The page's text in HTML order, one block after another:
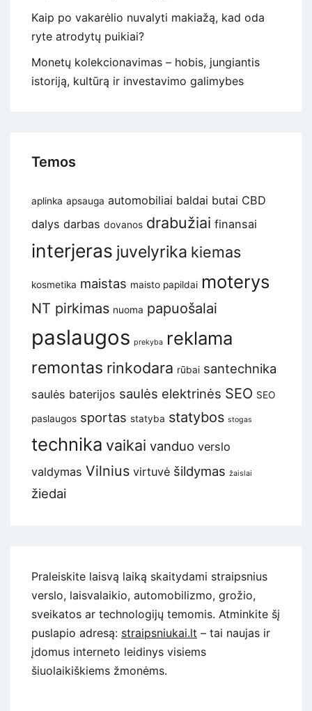
Kaip po vakarėlio nuvalyti makiažą, kad oda
ryte atrodytų puikiai?
Monetų kolekcionavimas – hobis, jungiantis
istoriją, kultūrą ir investavimo galimybes
Temos
aplinka apsauga automobiliai baldai butai CBD
dalys darbas dovanos drabužiai finansai
interjeras juvelyrika kiemas
kosmetika maistas maisto papildai moterys
NT pirkimas nuoma papuošalai
paslaugos prekyba reklama
remontas rinkodara rūbai santechnika
saulės baterijos saulės elektrinės SEO SEO
paslaugos sportas statyba statybos stogas
technika vaikai vanduo verslo
valdymas Vilnius virtuvė šildymas žaislai
žiedai
Praleiskite laisvą laiką skaitydami straipsnius
verslo, laisvalaikio, automobilizmo, grožio,
sveikatos ar technologijų temomis. Atminkite šį
puslapio adresą: straipsniukai.lt – tai naujas ir
įdomus interneto leidinys visiems
šiuolaikiškiems žmonėms.